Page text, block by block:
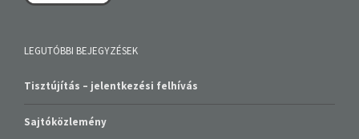
LEGUTÓBBI BEJEGYZÉSEK
Tisztújítás – jelentkezési felhívás
Sajtóközlemény